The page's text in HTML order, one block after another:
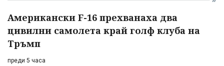
Американски F-16 прехванаха два
цивилни самолета край голф клуба на
Тръмп
преди 5 часа